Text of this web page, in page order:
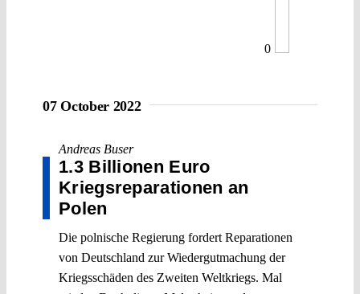
0
07 October 2022
Andreas Buser
1.3 Billionen Euro
Kriegsreparationen an
Polen
Die polnische Regierung fordert Reparationen
von Deutschland zur Wiedergutmachung der
Kriegsschäden des Zweiten Weltkriegs. Mal